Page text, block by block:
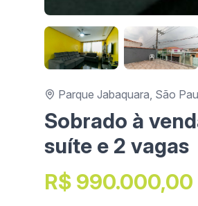
Parque Jabaquara, São
Sobrado à
suíte e 2 vagas
R$ 990.000,00